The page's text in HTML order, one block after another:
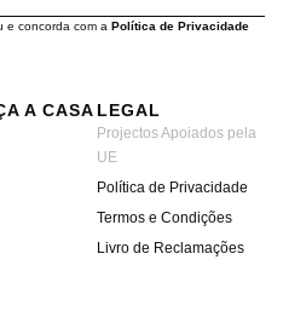
e concorda com a Política de Privacidade
A CASA LEGAL
Projectos Apoiados pela
UE
Política de Privacidade
Termos e Condições
Livro de Reclamações